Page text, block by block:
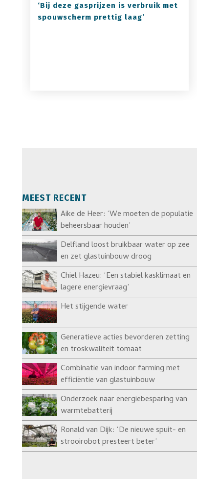
‘Bij deze gasprijzen is verbruik met
spouwscherm prettig laag’
MEEST RECENT
Aike de Heer: ‘We moeten de populatie
beheersbaar houden’
Delfland loost bruikbaar water op zee
en zet glastuinbouw droog
Chiel Hazeu: ‘Een stabiel kasklimaat en
lagere energievraag’
Het stijgende water
Generatieve acties bevorderen zetting
en troskwaliteit tomaat
Combinatie van indoor farming met
efficiëntie van glastuinbouw
Onderzoek naar energiebesparing van
warmtebatterij
Ronald van Dijk: ‘De nieuwe spuit- en
strooirobot presteert beter’